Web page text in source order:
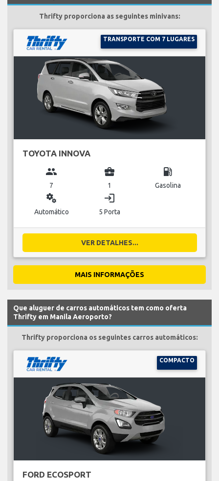
Thrifty proporciona as seguintes minivans:
TRANSPORTE COM 7 LUGARES
TOYOTA INNOVA
group
7
business_center
1
local_gas_station
Gasolina
miscellaneous_services
Automático
login
5 Porta
VER DETALHES...
MAIS INFORMAÇÕES
Que aluguer de carros automáticos tem como oferta
Thrifty em Manila Aeroporto?
Thrifty proporciona os seguintes carros automáticos:
COMPACTO
FORD ECOSPORT